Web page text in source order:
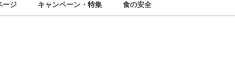
ージ キャンペーン・特集 食の安全